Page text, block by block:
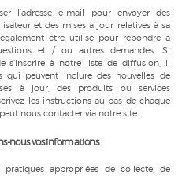
l’adresse e-mail pour envoyer des
et des mises à jour relatives à sa
être utilisé pour répondre à
et / ou autres demandes. Si
s’inscrire à notre liste de diffusion, il
qui peuvent inclure des nouvelles de
à jour, des produits ou services
les instructions au bas de chaque
nous contacter via notre site.
nous vos informations
pratiques appropriées de collecte, de